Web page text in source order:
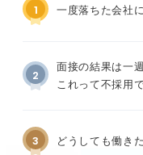
1 一度落ちた会社
2
面接の結果は一
これって不採用
3 どうしても働き